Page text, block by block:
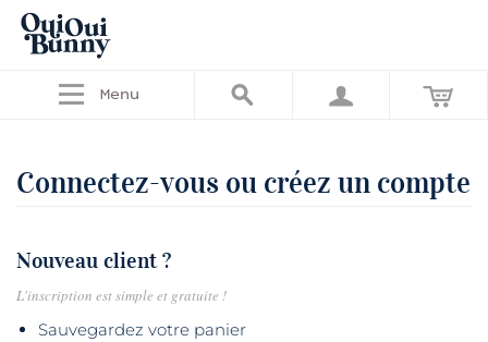
Menu
Connectez-vous ou créez un compte
Nouveau client ?
L'inscription est simple et gratuite !
Sauvegardez votre panier